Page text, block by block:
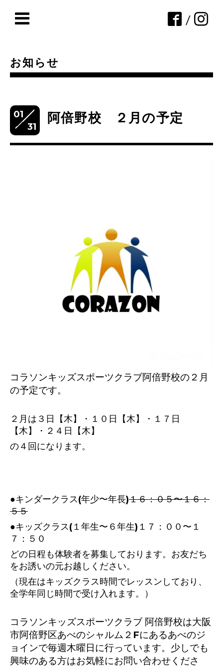
/
お知らせ
01
31
阿倍野校 ２月の予定
コラソンキッズスポーツクラブ阿倍野校の２ 月
の予定です。
２月は３日【木】・１０日【木】・１７日
【木】・２４日【木】
の４回になります。
●キンダークラス(年少〜年長)１６：０５〜１６：
５５
●キッズクラス(１年生〜６年生)１７：００〜１
７：５０
どの日程も体験者を募集しております。お友だち
をお誘いの元お越しください。
（現在はキッズクラス時間でレッスンしており、
全学年同じ時間で受け入れます。）
コラソンキッズスポーツクラブ 阿倍野校は大阪
市阿倍野区あべのシャルム２Fにあるあべのジ
ョインで毎週木曜日に行っています。少しでも
興味のある方はお気軽にお問い合わせくださ